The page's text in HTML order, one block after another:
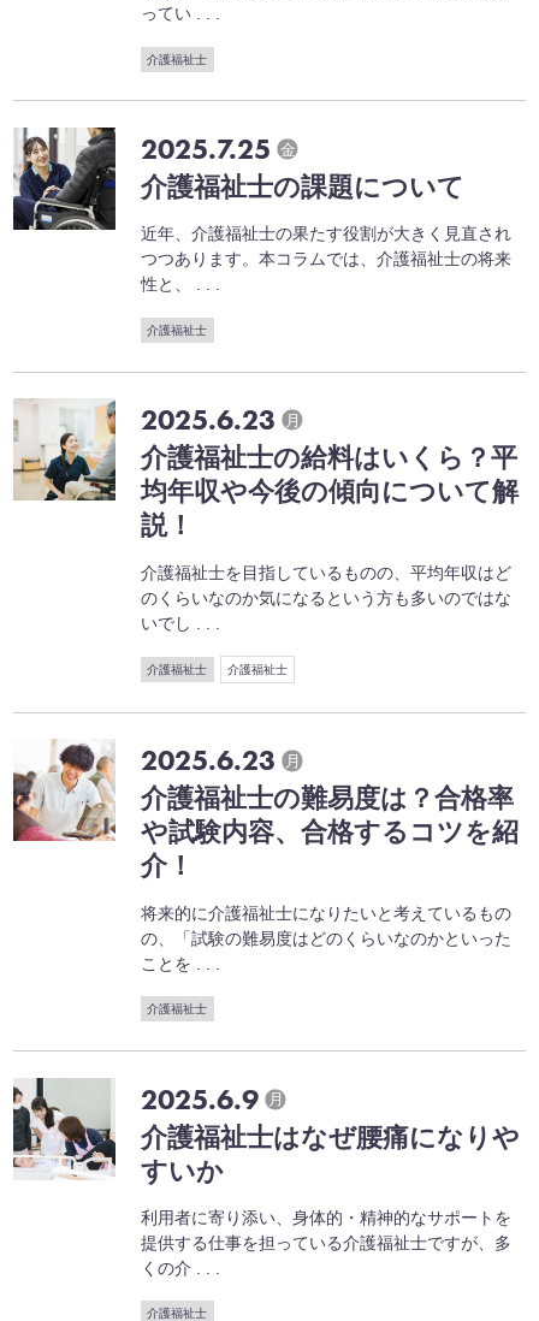
ってい . . .
介護福祉士
2025.7.25 金
介護福祉士の課題について
近年、介護福祉士の果たす役割が大きく見直され
つつあります。本コラムでは、介護福祉士の将来
性と、 . . .
介護福祉士
2025.6.23 月
介護福祉士の給料はいくら？平
均年収や今後の傾向について解
説！
介護福祉士を目指しているものの、平均年収はど
のくらいなのか気になるという方も多いのではな
いでし . . .
介護福祉士 介護福祉士
2025.6.23 月
介護福祉士の難易度は？合格率
や試験内容、合格するコツを紹
介！
将来的に介護福祉士になりたいと考えているもの
の、「試験の難易度はどのくらいなのかといった
ことを . . .
介護福祉士
2025.6.9 月
介護福祉士はなぜ腰痛になりや
すいか
利用者に寄り添い、身体的・精神的なサポートを
提供する仕事を担っている介護福祉士ですが、多
くの介 . . .
介護福祉士